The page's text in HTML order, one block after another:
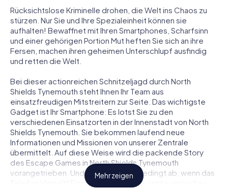
Rücksichtslose Kriminelle drohen, die Welt ins Chaos zu
stürzen. Nur Sie und Ihre Spezialeinheit können sie
aufhalten! Bewaffnet mit Ihren Smartphones, Scharfsinn
und einer gehörigen Portion Mut heften Sie sich an ihre
Fersen, machen ihren geheimen Unterschlupf ausfindig
und retten die Welt.
Bei dieser actionreichen Schnitzeljagd durch North
Shields Tynemouth steht Ihnen Ihr Team aus
einsatzfreudigen Mitstreitern zur Seite. Das wichtigste
Gadget ist Ihr Smartphone: Es lotst Sie zu den
verschiedenen Einsatzorten in der Innenstadt von North
Shields Tynemouth. Sie bekommen laufend neue
Informationen und Missionen von unserer Zentrale
übermittelt. Auf diese Weise wird die packende Story
des Escape Games in North Shields Tynemouth
vorangetrieben. Und nehmen Sie unbedingt ab, wenn das
Telefon klingelt! Eine Kontaktperson könnte versuchen,
Mehr zeigen